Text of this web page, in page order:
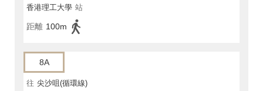
香港理工大學 站
距離 100m
8A
往 尖沙咀(循環線)